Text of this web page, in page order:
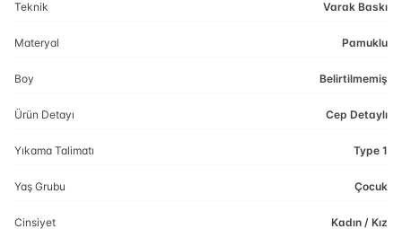
Teknik Varak Baskı
Materyal Pamuklu
Boy Belirtilmemiş
Ürün Detayı Cep Detaylı
Yıkama Talimatı Type 1
Yaş Grubu Çocuk
Cinsiyet Kadın / Kız